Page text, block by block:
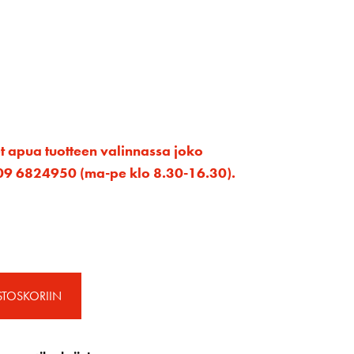
apua tuotteen valinnassa joko
6824950 (ma-pe klo 8.30-16.30).